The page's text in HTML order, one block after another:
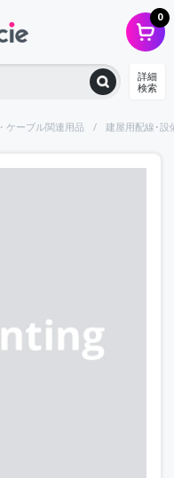
0
詳細
検索
ケーブル関連用品 建屋用配線･設